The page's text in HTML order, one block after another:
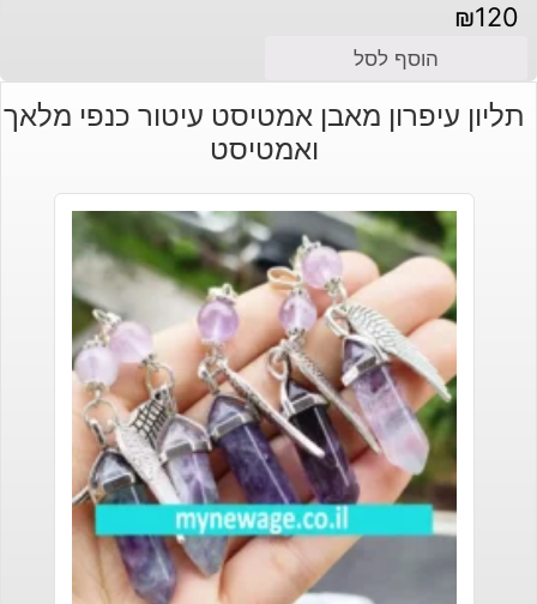
₪120
הוסף לסל
תליון עיפרון מאבן אמטיסט עיטור כנפי מלאך
ואמטיסט